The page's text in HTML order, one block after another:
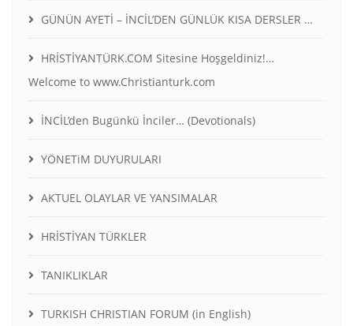
GÜNÜN AYETİ – İNCİL’DEN GÜNLÜK KISA DERSLER …
HRİSTİYANTÜRK.COM Sitesine Hoşgeldiniz!…
Welcome to www.Christianturk.com
İNCİL’den Bugünkü İnciler… (Devotionals)
YÖNETiM DUYURULARI
AKTUEL OLAYLAR VE YANSIMALAR
HRİSTİYAN TÜRKLER
TANIKLIKLAR
TURKISH CHRISTIAN FORUM (in English)